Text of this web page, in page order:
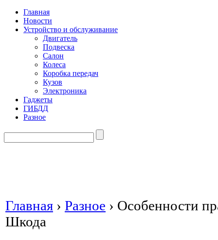
Главная
Новости
Устройство и обслуживание
Двигатель
Подвеска
Салон
Колеса
Коробка передач
Кузов
Электроника
Гаджеты
ГИБДД
Разное
Главная › Разное › Особенности
Шкода